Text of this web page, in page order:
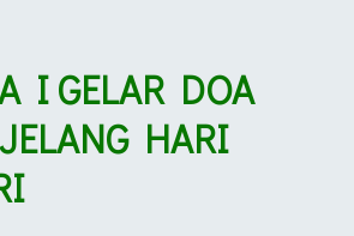
I GELAR DOA
HARI